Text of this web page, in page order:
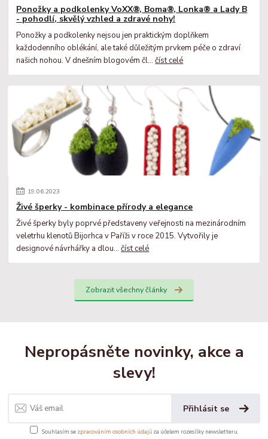
Ponožky a podkolenky VoXX®, Boma®, Lonka® a Lady B
- pohodlí, skvělý vzhled a zdravé nohy!
Ponožky a podkolenky nejsou jen praktickým doplňkem
každodenního oblékání, ale také důležitým prvkem péče o zdraví
našich nohou. V dnešním blogovém čl...číst celé
19.06.2023
Živé šperky - kombinace přírody a elegance
Živé šperky byly poprvé představeny veřejnosti na mezinárodním
veletrhu klenotů Bijorhca v Paříži v roce 2015. Vytvořily je
designové návrhářky a dlou...číst celé
Zobrazit všechny články
Nepropásněte novinky, akce a
slevy!
Přihlásit se
Souhlasím se zpracováním osobních údajůza účelem rozesílky newsletteru.